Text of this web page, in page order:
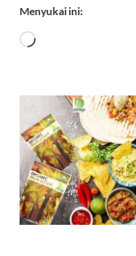
Menyukai ini:
Memuat...